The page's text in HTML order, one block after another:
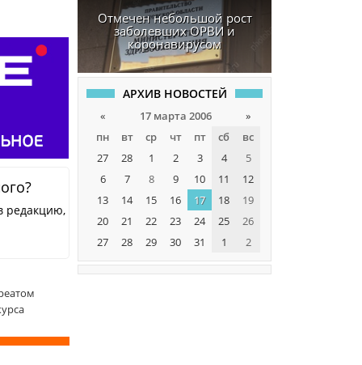
редакцию,
Отмечен небольшой рост
заболевших ОРВИ и
коронавирусом
АРХИВ НОВОСТЕЙ
« 17 марта 2006
»
пн
вт ср чт пт сб
вс
27
28 1 2 3 4
5
6
7 8 9 10 11
12
13
14 15 16 17 18
19
20
21 22 23 24 25
26
27
28 29 30 31 1 2